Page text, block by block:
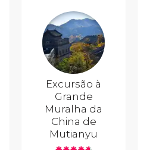
Excursão à
Grande
Muralha da
China de
Mutianyu